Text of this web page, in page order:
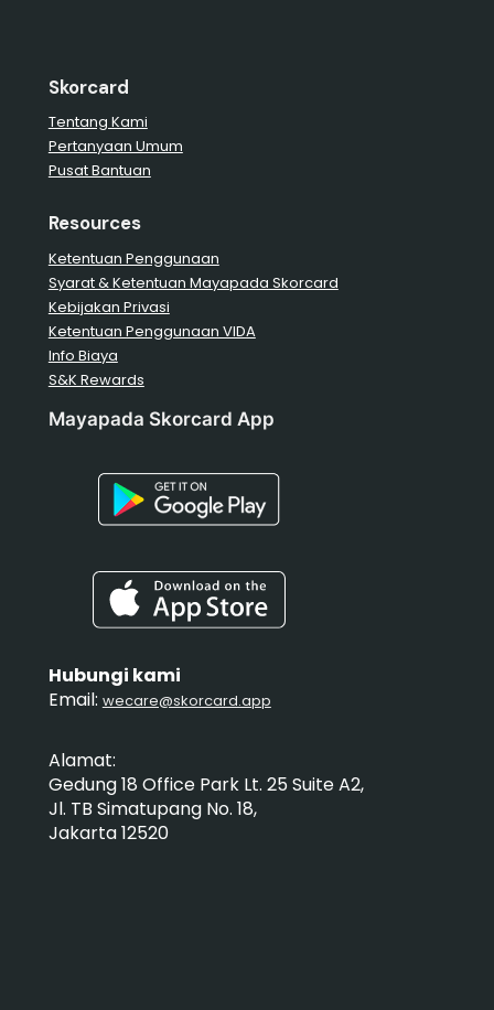
Skorcard
Tentang Kami
Pertanyaan Umum
Pusat Bantuan
Resources
Ketentuan Penggunaan
Syarat & Ketentuan Mayapada Skorcard
Kebijakan Privasi
Ketentuan Penggunaan VIDA
Info Biaya
S&K Rewards
Mayapada Skorcard App
Hubungi kami
Email: wecare@skorcard.app
Alamat:
Gedung 18 Office Park Lt. 25 Suite A2,
Jl. TB Simatupang No. 18,
Jakarta 12520